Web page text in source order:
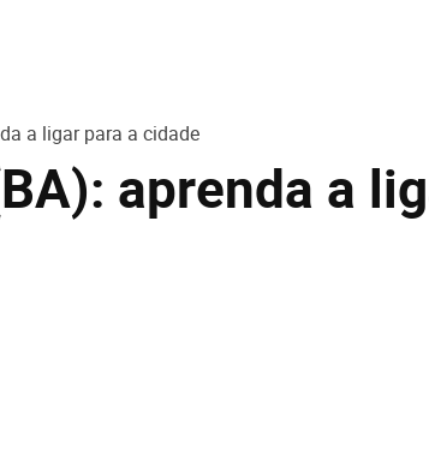
a ligar para a cidade
aprenda a